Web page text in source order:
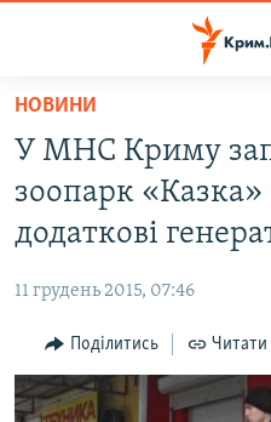
Перейти
основного
матеріалу
до
основної
навігації
Перейти
до
пошуку
ВІДЕО ТА ФОТО
БЛОГИ
ПОГЛЯД
ІНТЕРВ'Ю
НОВИНИ
У МНС Криму
зоопарк
додаткові
11 грудень 2015, 07:46
Поділитись Читати